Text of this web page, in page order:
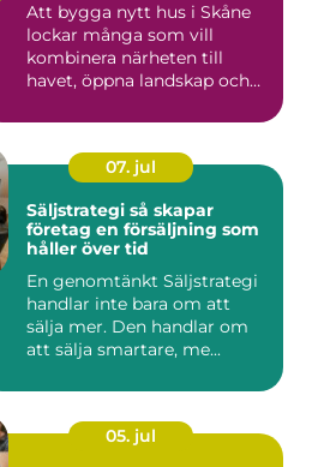
Att bygga nytt hus i Skåne
lockar många som vill
kombinera närheten till
havet, öppna landskap och
07. jul
Säljstrategi så skapar
företag en försäljning som
håller över tid
En genomtänkt Säljstrategi
handlar inte bara om att
sälja mer. Den handlar om
att sälja smartare, me...
05. jul